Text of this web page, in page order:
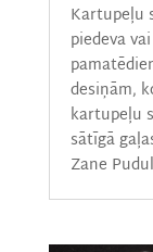
Kartupeļu
piedeva
desiņām,
kartupeļu
sātīgā
Zane